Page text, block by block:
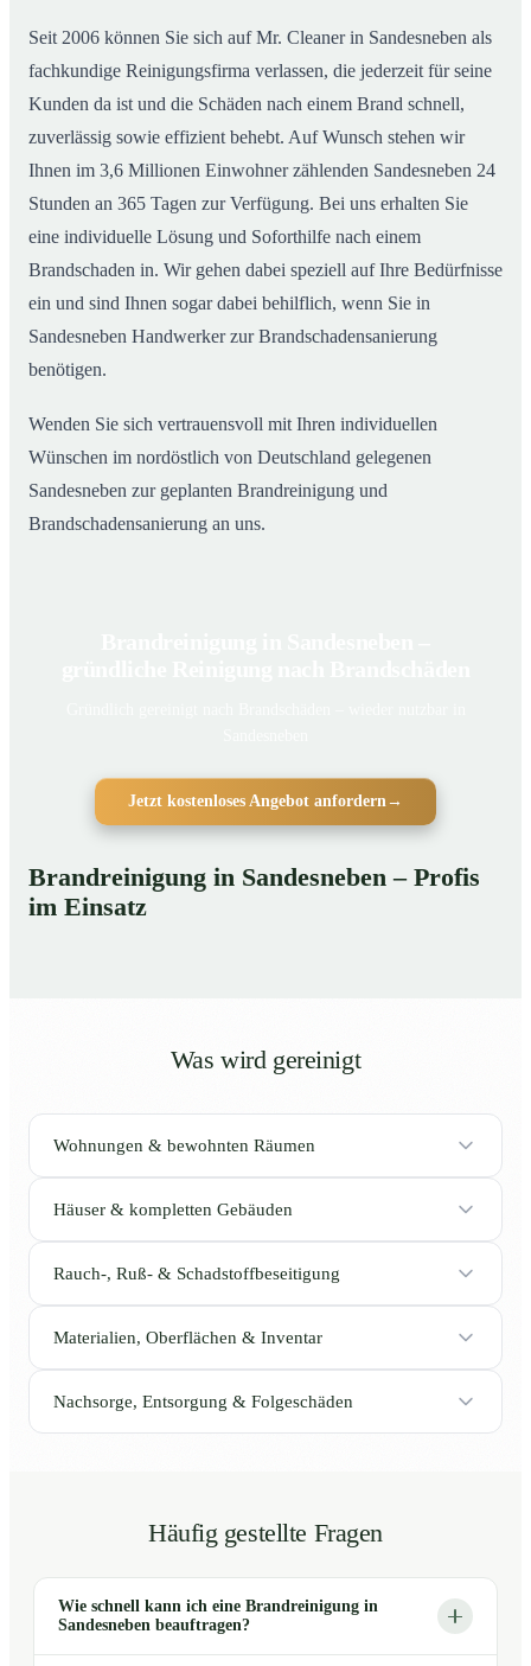
Seit 2006 können Sie sich auf Mr. Cleaner in Sandesneben als
fachkundige Reinigungsfirma verlassen, die jederzeit für seine
Kunden da ist und die Schäden nach einem Brand schnell,
zuverlässig sowie effizient behebt. Auf Wunsch stehen wir
Ihnen im 3,6 Millionen Einwohner zählenden Sandesneben 24
Stunden an 365 Tagen zur Verfügung. Bei uns erhalten Sie
eine individuelle Lösung und Soforthilfe nach einem
Brandschaden in. Wir gehen dabei speziell auf Ihre Bedürfnisse
ein und sind Ihnen sogar dabei behilflich, wenn Sie in
Sandesneben Handwerker zur Brandschadensanierung
benötigen.
Wenden Sie sich vertrauensvoll mit Ihren individuellen
Wünschen im nordöstlich von Deutschland gelegenen
Sandesneben zur geplanten Brandreinigung und
Brandschadensanierung an uns.
Jetzt kostenloses Angebot anfordern→
Brandreinigung in Sandesneben – Profis
im Einsatz
Was wird gereinigt
Wohnungen & bewohnten Räumen
Häuser & kompletten Gebäuden
Rauch-, Ruß- & Schadstoffbeseitigung
Materialien, Oberflächen & Inventar
Nachsorge, Entsorgung & Folgeschäden
Häufig gestellte Fragen
Wie schnell kann ich eine Brandreinigung in
Sandesneben beauftragen?